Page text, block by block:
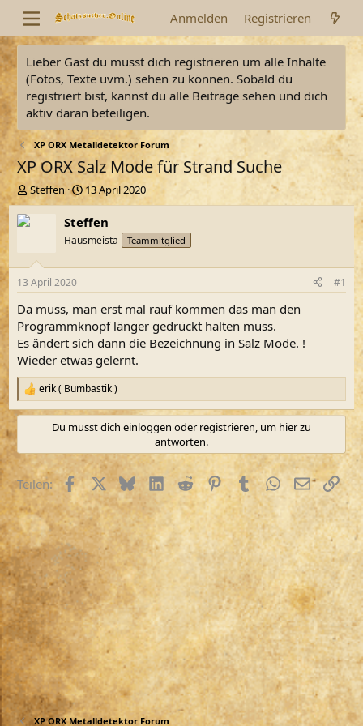
Anmelden Registrieren
Lieber Gast du musst dich registrieren um alle Inhalte
(Fotos, Texte uvm.) sehen zu können. Sobald du
registriert bist, kannst du alle Beiträge sehen und dich
aktiv daran beteiligen.
XP ORX Metalldetektor Forum
XP ORX Salz Mode für Strand Suche
E
r
s
e
r
Steffen
E
r
s
e
t
a
13 April 2020
Steffen
Hausmeista Teammitglied
13 April 2020 #1
Da muss, man erst mal rauf kommen das man den
Programmknopf länger gedrückt halten muss.
Es ändert sich dann die Bezeichnung in Salz Mode. !
Wieder etwas gelernt.
R
e
a
i
o
n
e
n
erik ( Bumbastik )
Du musst dich einloggen oder registrieren, um hier zu
antworten.
Teilen: FacebookX (Twitter)
BlueskyLinkedIn
RedditPinterestTumblrWhatsApp
E-MailLink
XP ORX Metalldetektor Forum